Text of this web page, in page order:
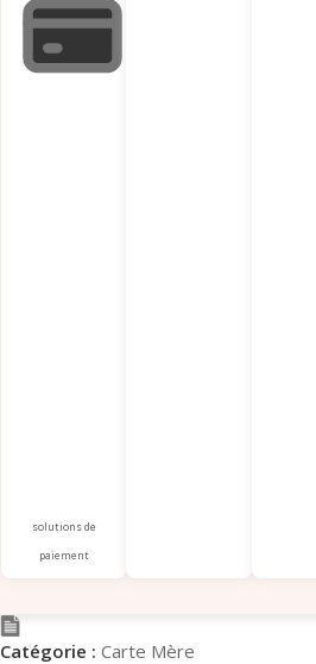
solutions de
paiement
Catégorie : Carte Mère